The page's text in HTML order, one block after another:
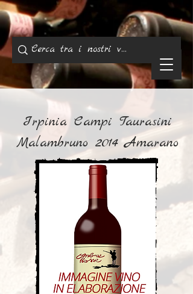
Irpinia Campi Taurasini
Malambruno 2014 Amarano